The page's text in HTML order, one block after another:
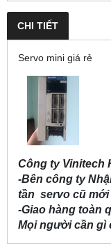
CHI TIẾT
Servo mini giá rẻ
Công ty Vinitech
-Bên công ty
tần servo cũ mới
-Giao hàng toàn
Mọi người cần gì